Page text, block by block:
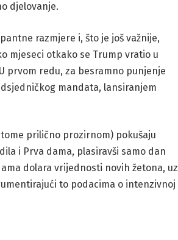
djelovanje.
razmjere i, što je još važnije,
mjeseci otkako se Trump vratio u
prvom redu, za besramno punjenje
mandata, lansiranjem
prilično prozirnom) pokušaju
i Prva dama, plasiravši samo dan
dolara vrijednosti novih žetona, uz
to podacima o intenzivnoj